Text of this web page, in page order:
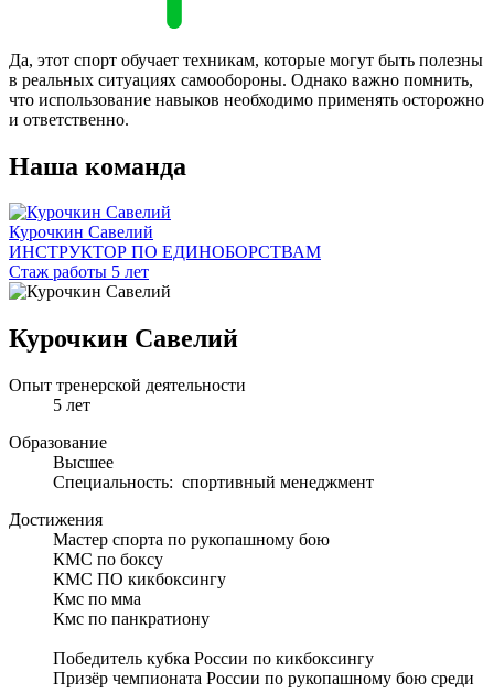
Да, этот спорт обучает техникам, которые могут быть полезны
в реальных ситуациях самообороны. Однако важно помнить,
что использование навыков необходимо применять осторожно
и ответственно.
Наша команда
Курочкин Савелий
ИНСТРУКТОР ПО ЕДИНОБОРСТВАМ
Стаж работы 5 лет
Курочкин Савелий
Опыт тренерской деятельности
5 лет
Образование
Высшее
Специальность: спортивный менеджмент
Достижения
Мастер спорта по рукопашному бою
КМС по боксу
КМС ПО кикбоксингу
Кмс по мма
Кмс по панкратиону
Победитель кубка России по кикбоксингу
Призёр чемпионата России по рукопашному бою среди